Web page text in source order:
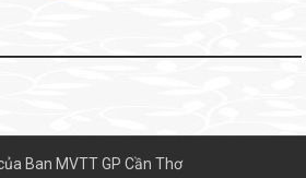
Ban MVTT GP Cần Thơ